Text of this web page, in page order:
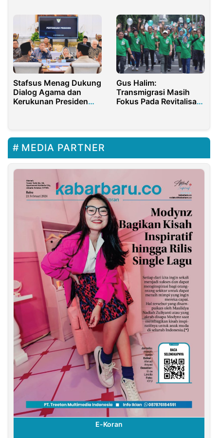
Stafsus Menag Dukung
Dialog Agama dan
Kerukunan Presiden
Gus Halim:
Transmigrasi Masih
Fokus Pada Revitalisasi
MEDIA PARTNER
E-Koran